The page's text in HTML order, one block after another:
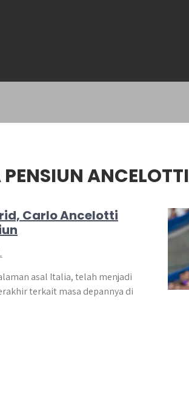
ANCELOTTI
Carlo Ancelotti
asal Italia, telah menjadi
terkait masa depannya di